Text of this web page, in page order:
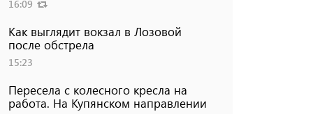
16:09
Как выглядит вокзал в Лозовой
после обстрела
15:23
Пересела с колесного кресла на
работа. На Купянском направлении